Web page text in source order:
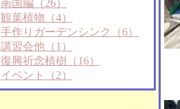
南国編（26）
観葉植物（4）
手作りガーデンシンク（6）
講習会他（1）
復興祈念植樹（16）
イベント（2）